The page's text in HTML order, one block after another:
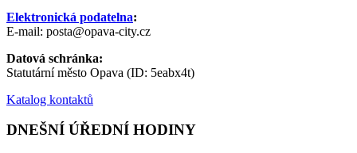
Elektronická podatelna:
E-mail: posta@opava-city.cz
Datová schránka:
Statutární město Opava (ID: 5eabx4t)
Katalog kontaktů
DNEŠNÍ ÚŘEDNÍ HODINY